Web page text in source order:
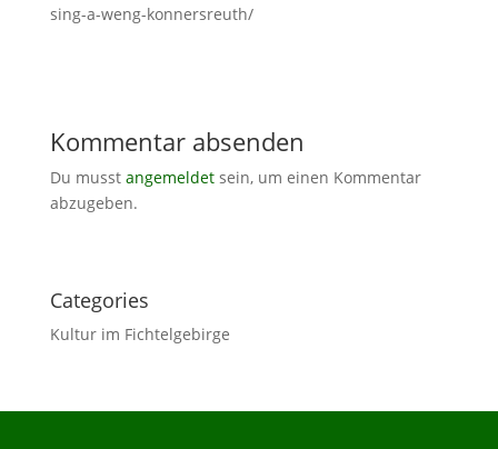
sing-a-weng-konnersreuth/
Kommentar absenden
Du musst angemeldetsein, um einen Kommentar
abzugeben.
Categories
Kultur im Fichtelgebirge